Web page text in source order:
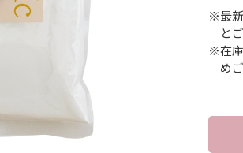
※最
と
※在
め